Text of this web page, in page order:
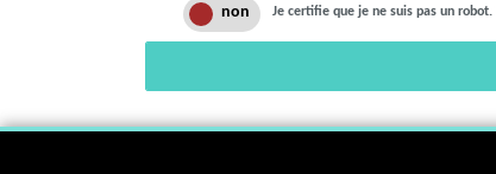
Je certifie que je ne suis pas un robot.